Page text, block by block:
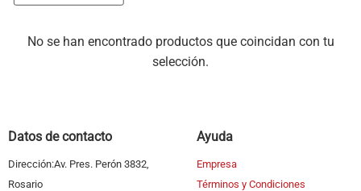
No se han encontrado productos que coincidan con tu
selección.
Datos de contacto
Dirección:Av. Pres. Perón 3832,
Rosario
Ayuda
Empresa
Términos y Condiciones